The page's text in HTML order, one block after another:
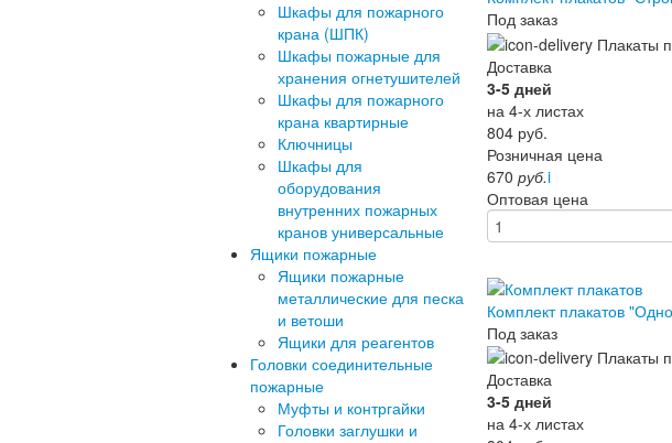
Шкафы для пожарного
крана (ШПК)
Шкафы пожарные для
хранения огнетушителей
Шкафы для пожарного
крана квартирные
Ключницы
Шкафы для
оборудования
внутренних пожарных
кранов универсальные
Ящики пожарные
Ящики пожарные
металлические для песка
и ветоши
Ящики для реагентов
Головки соединительные
пожарные
Муфты и контргайки
Головки заглушки и
Под заказ
Доставка
3-5 дней
на 4-х листах
804 руб.
Розничная цена
670 руб.i
Оптовая цена
Комплект плакатов
Под заказ
Доставка
3-5 дней
на 4-х листах